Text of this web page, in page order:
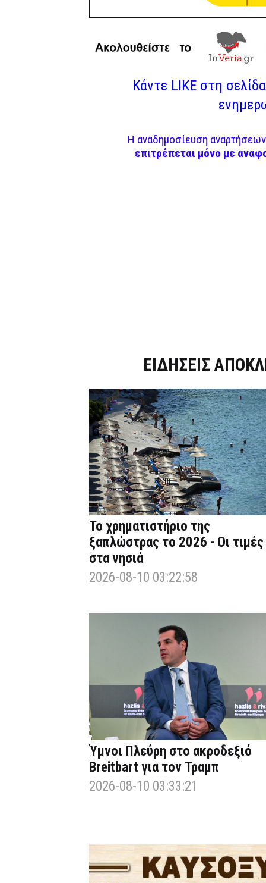
Κάντε LIKE στη
Η αναδημοσίευση
επιτρέπεται μόνο με
ΕΙΔΗΣΕΙΣ
Το χρηματιστήριο της
ξαπλώστρας το 2026 - Οι τιμές
στα νησιά
2026-08-10 03:22:58
Ύμνοι Πλεύρη στο ακροδεξιό
Breitbart για τον Τραμπ
2026-08-10 03:33:21